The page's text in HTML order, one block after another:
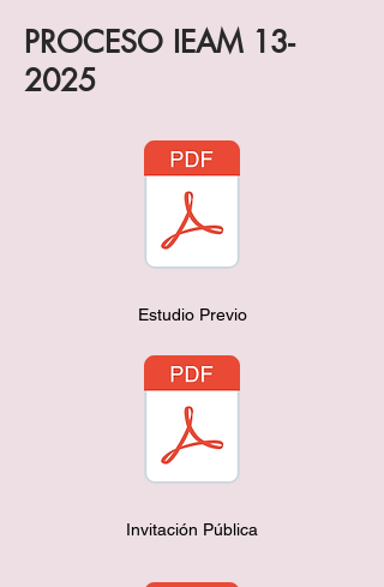
PROCESO IEAM 13-
2025
Estudio Previo
Invitación Pública